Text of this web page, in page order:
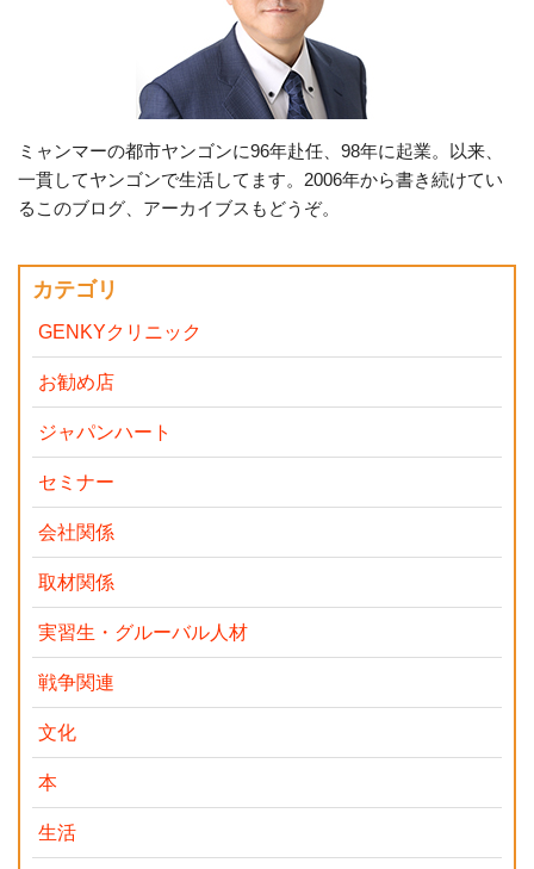
ミャンマーの都市ヤンゴンに96年赴任、98年に起業。以来、
一貫してヤンゴンで生活してます。2006年から書き続けてい
るこのブログ、アーカイブスもどうぞ。
カテゴリ
GENKYクリニック
お勧め店
ジャパンハート
セミナー
会社関係
取材関係
実習生・グルーバル人材
戦争関連
文化
本
生活